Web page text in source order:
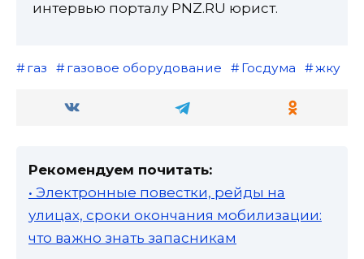
интервью порталу PNZ.RU юрист.
газ газовое оборудование Госдума жку
Рекомендуем почитать:
• Электронные повестки, рейды на
улицах, сроки окончания мобилизации:
что важно знать запасникам